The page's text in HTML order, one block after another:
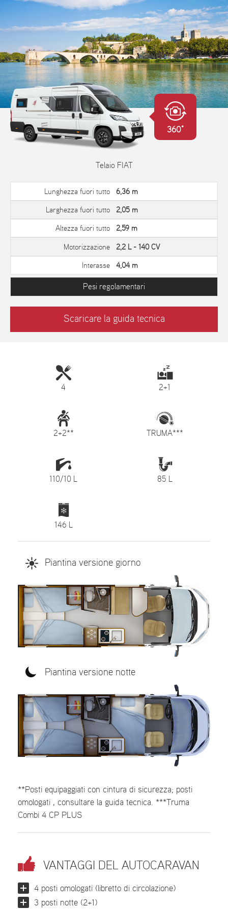
360°
Telaio FIAT
Lunghezza fuori tutto 6,36 m
Larghezza fuori tutto 2,05 m
Altezza fuori tutto 2,59 m
Motorizzazione 2,2 L - 140 CV
Interasse 4,04 m
Pesi regolamentari
Scaricare la guida tecnica
4 2+1
2+2** TRUMA***
110/10 L 85 L
146 L
Piantina versione giorno
Piantina versione notte
**Posti equipaggiati con cintura di sicurezza; posti
omologati , consultare la guida tecnica. ***Truma
Combi 4 CP PLUS
VANTAGGI DEL AUTOCARAVAN
4 posti omologati (libretto di circolazione)
3 posti notte (2+1)